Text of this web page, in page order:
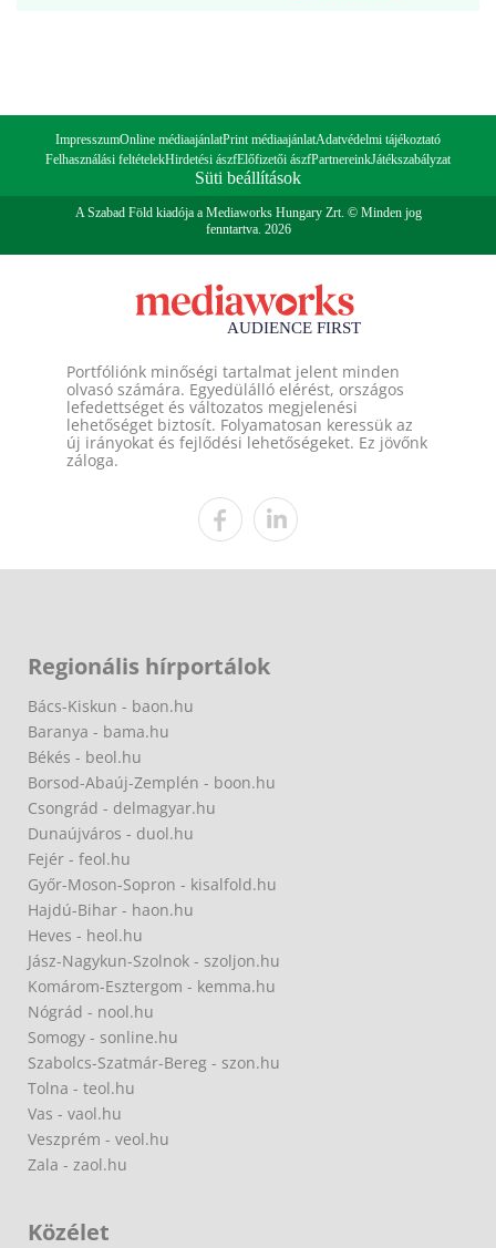
ImpresszumOnline médiaajánlatPrint médiaajánlatAdatvédelmi tájékoztató
Felhasználási feltételekHirdetési ászfElőfizetői ászfPartnereinkJátékszabályzat
Süti beállítások
A Szabad Föld kiadója a Mediaworks Hungary Zrt. © Minden jog
fenntartva. 2026
Portfóliónk minőségi tartalmat jelent minden
olvasó számára. Egyedülálló elérést, országos
lefedettséget és változatos megjelenési
lehetőséget biztosít. Folyamatosan keressük az
új irányokat és fejlődési lehetőségeket. Ez jövőnk
záloga.
Regionális hírportálok
Bács-Kiskun - baon.hu
Baranya - bama.hu
Békés - beol.hu
Borsod-Abaúj-Zemplén - boon.hu
Csongrád - delmagyar.hu
Dunaújváros - duol.hu
Fejér - feol.hu
Győr-Moson-Sopron - kisalfold.hu
Hajdú-Bihar - haon.hu
Heves - heol.hu
Jász-Nagykun-Szolnok - szoljon.hu
Komárom-Esztergom - kemma.hu
Nógrád - nool.hu
Somogy - sonline.hu
Szabolcs-Szatmár-Bereg - szon.hu
Tolna - teol.hu
Vas - vaol.hu
Veszprém - veol.hu
Zala - zaol.hu
Közélet